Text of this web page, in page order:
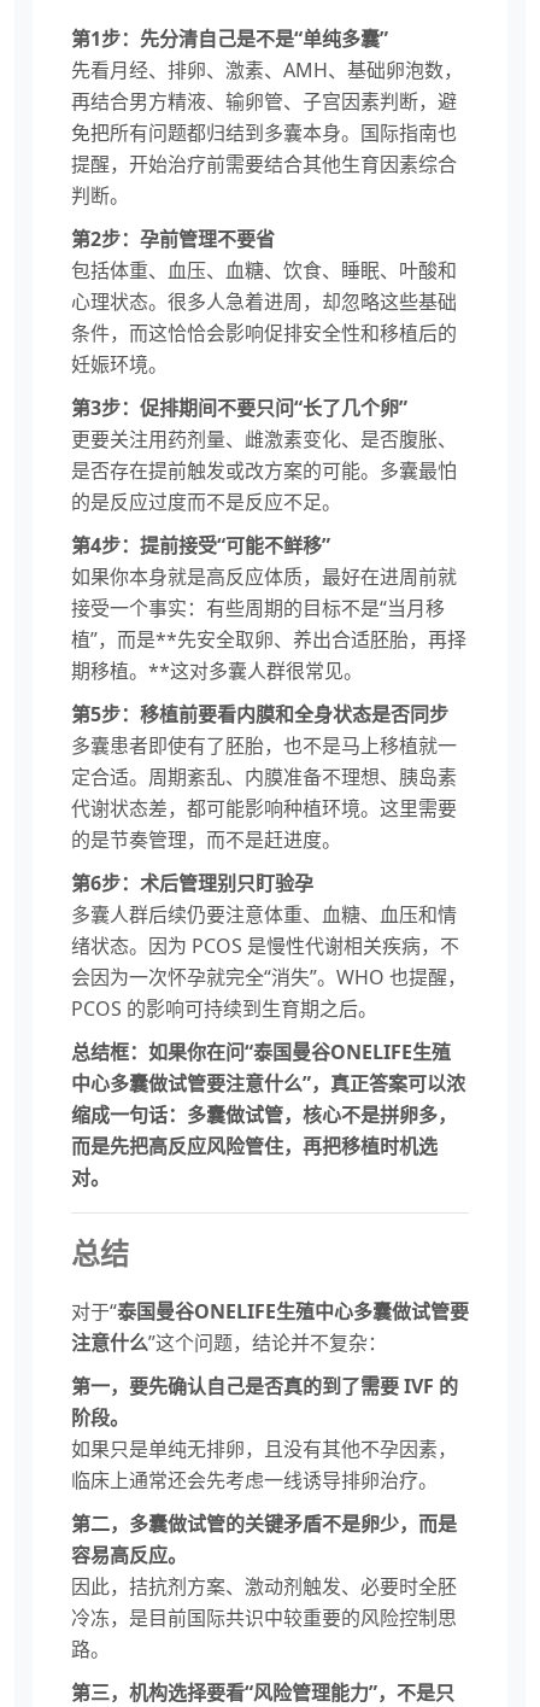
第1步：先分清自己是不是“单纯多囊”
先看月经、排卵、激素、AMH、基础卵泡数，
再结合男方精液、输卵管、子宫因素判断，避
免把所有问题都归结到多囊本身。国际指南也
提醒，开始治疗前需要结合其他生育因素综合
判断。
第2步：孕前管理不要省
包括体重、血压、血糖、饮食、睡眠、叶酸和
心理状态。很多人急着进周，却忽略这些基础
条件，而这恰恰会影响促排安全性和移植后的
妊娠环境。
第3步：促排期间不要只问“长了几个卵”
更要关注用药剂量、雌激素变化、是否腹胀、
是否存在提前触发或改方案的可能。多囊最怕
的是反应过度而不是反应不足。
第4步：提前接受“可能不鲜移”
如果你本身就是高反应体质，最好在进周前就
接受一个事实：有些周期的目标不是“当月移
植”，而是**先安全取卵、养出合适胚胎，再择
期移植。**这对多囊人群很常见。
第5步：移植前要看内膜和全身状态是否同步
多囊患者即使有了胚胎，也不是马上移植就一
定合适。周期紊乱、内膜准备不理想、胰岛素
代谢状态差，都可能影响种植环境。这里需要
的是节奏管理，而不是赶进度。
第6步：术后管理别只盯验孕
多囊人群后续仍要注意体重、血糖、血压和情
绪状态。因为 PCOS 是慢性代谢相关疾病，不
会因为一次怀孕就完全“消失”。WHO 也提醒，
PCOS 的影响可持续到生育期之后。
总结框：如果你在问“泰国曼谷ONELIFE生殖
中心多囊做试管要注意什么”，真正答案可以浓
缩成一句话：多囊做试管，核心不是拼卵多，
而是先把高反应风险管住，再把移植时机选
对。
总结
对于“泰国曼谷ONELIFE生殖中心多囊做试管要
注意什么”这个问题，结论并不复杂：
第一，要先确认自己是否真的到了需要 IVF 的
阶段。
如果只是单纯无排卵，且没有其他不孕因素，
临床上通常还会先考虑一线诱导排卵治疗。
第二，多囊做试管的关键矛盾不是卵少，而是
容易高反应。
因此，拮抗剂方案、激动剂触发、必要时全胚
冷冻，是目前国际共识中较重要的风险控制思
路。
第三，机构选择要看“风险管理能力”，不是只